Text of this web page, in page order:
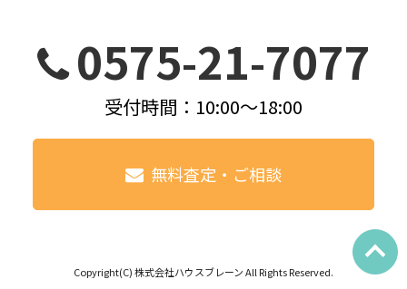
0575-21-7077
受付時間：10:00～18:00
無料査定・ご相談
Copyright(C) 株式会社ハウスブレーン All Rights Reserved.